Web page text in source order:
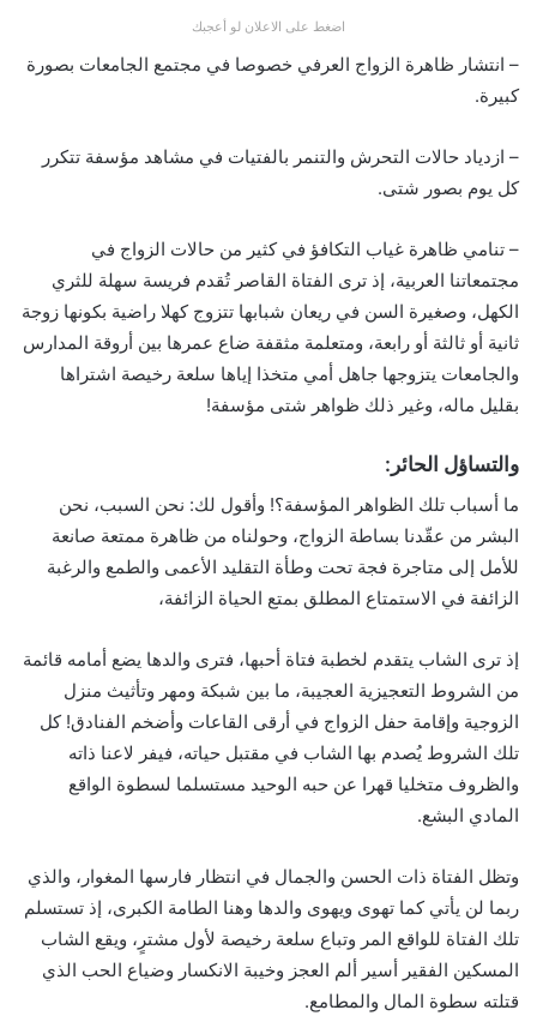
اضغط على الاعلان لو أعجبك
– انتشار ظاهرة الزواج العرفي خصوصا في مجتمع الجامعات بصورة
كبيرة.
– ازدياد حالات التحرش والتنمر بالفتيات في مشاهد مؤسفة تتكرر
كل يوم بصور شتى.
– تنامي ظاهرة غياب التكافؤ في كثير من حالات الزواج في
مجتمعاتنا العربية، إذ ترى الفتاة القاصر تُقدم فريسة سهلة للثري
الكهل، وصغيرة السن في ريعان شبابها تتزوج كهلا راضية بكونها زوجة
ثانية أو ثالثة أو رابعة، ومتعلمة مثقفة ضاع عمرها بين أروقة المدارس
والجامعات يتزوجها جاهل أمي متخذا إياها سلعة رخيصة اشتراها
بقليل ماله، وغير ذلك ظواهر شتى مؤسفة!
والتساؤل الحائر:
ما أسباب تلك الظواهر المؤسفة؟! وأقول لك: نحن السبب، نحن
البشر من عقّدنا بساطة الزواج، وحولناه من ظاهرة ممتعة صانعة
للأمل إلى متاجرة فجة تحت وطأة التقليد الأعمى والطمع والرغبة
الزائفة في الاستمتاع المطلق بمتع الحياة الزائفة،
إذ ترى الشاب يتقدم لخطبة فتاة أحبها، فترى والدها يضع أمامه قائمة
من الشروط التعجيزية العجيبة، ما بين شبكة ومهر وتأثيث منزل
الزوجية وإقامة حفل الزواج في أرقى القاعات وأضخم الفنادق! كل
تلك الشروط يُصدم بها الشاب في مقتبل حياته، فيفر لاعنا ذاته
والظروف متخليا قهرا عن حبه الوحيد مستسلما لسطوة الواقع
المادي البشع.
وتظل الفتاة ذات الحسن والجمال في انتظار فارسها المغوار، والذي
ربما لن يأتي كما تهوى ويهوى والدها وهنا الطامة الكبرى، إذ تستسلم
تلك الفتاة للواقع المر وتباع سلعة رخيصة لأول مشترٍ، ويقع الشاب
المسكين الفقير أسير ألم العجز وخيبة الانكسار وضياع الحب الذي
قتلته سطوة المال والمطامع.